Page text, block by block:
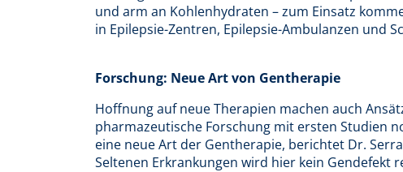
und arm an Kohlenhydraten – zum Einsatz
in Epilepsie-Zentren, Epilepsie-Ambulanzen und
Forschung: Neue Art von Gentherapie
Hoffnung auf neue Therapien machen auch
pharmazeutische Forschung mit ersten Studien
eine neue Art der Gentherapie, berichtet Dr.
Seltenen Erkrankungen wird hier kein Gendefekt